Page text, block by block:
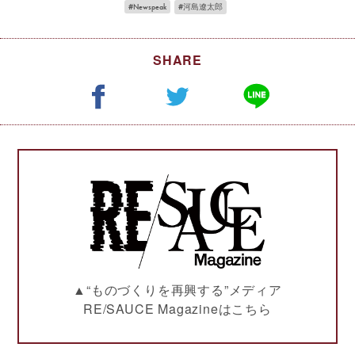
Newspeak 河島遼太郎
SHARE
▲“ものづくりを再興する”メディア
RE/SAUCE Magazineはこちら